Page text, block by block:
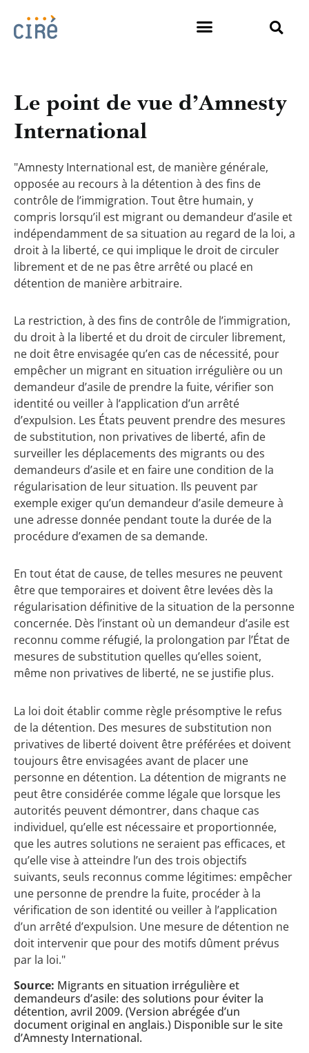
Le point de vue d’Amnesty
International
"Amnesty International est, de manière générale,
opposée au recours à la détention à des fins de
contrôle de l’immigration. Tout être humain, y
compris lorsqu’il est migrant ou demandeur d’asile et
indépendamment de sa situation au regard de la loi, a
droit à la liberté, ce qui implique le droit de circuler
librement et de ne pas être arrêté ou placé en
détention de manière arbitraire.
La restriction, à des fins de contrôle de l’immigration,
du droit à la liberté et du droit de circuler librement,
ne doit être envisagée qu’en cas de nécessité, pour
empêcher un migrant en situation irrégulière ou un
demandeur d’asile de prendre la fuite, vérifier son
identité ou veiller à l’application d’un arrêté
d’expulsion. Les États peuvent prendre des mesures
de substitution, non privatives de liberté, afin de
surveiller les déplacements des migrants ou des
demandeurs d’asile et en faire une condition de la
régularisation de leur situation. Ils peuvent par
exemple exiger qu’un demandeur d’asile demeure à
une adresse donnée pendant toute la durée de la
procédure d’examen de sa demande.
En tout état de cause, de telles mesures ne peuvent
être que temporaires et doivent être levées dès la
régularisation définitive de la situation de la personne
concernée. Dès l’instant où un demandeur d’asile est
reconnu comme réfugié, la prolongation par l’État de
mesures de substitution quelles qu’elles soient,
même non privatives de liberté, ne se justifie plus.
La loi doit établir comme règle présomptive le refus
de la détention. Des mesures de substitution non
privatives de liberté doivent être préférées et doivent
toujours être envisagées avant de placer une
personne en détention. La détention de migrants ne
peut être considérée comme légale que lorsque les
autorités peuvent démontrer, dans chaque cas
individuel, qu’elle est nécessaire et proportionnée,
que les autres solutions ne seraient pas efficaces, et
qu’elle vise à atteindre l’un des trois objectifs
suivants, seuls reconnus comme légitimes: empêcher
une personne de prendre la fuite, procéder à la
vérification de son identité ou veiller à l’application
d’un arrêté d’expulsion. Une mesure de détention ne
doit intervenir que pour des motifs dûment prévus
par la loi."
Source: Migrants en situation irrégulière et
demandeurs d’asile: des solutions pour éviter la
détention, avril 2009. (Version abrégée d’un
document original en anglais.) Disponible sur le site
d’Amnesty International.